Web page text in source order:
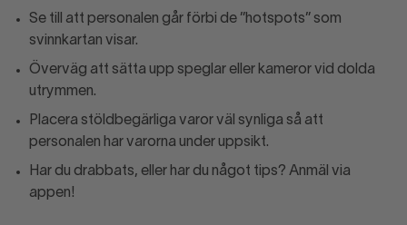
Se till att personalen går förbi de ”hotspots” som
svinnkartan visar.
Överväg att sätta upp speglar eller kameror vid dolda
utrymmen.
Placera stöldbegärliga varor väl synliga så att
personalen har varorna under uppsikt.
Har du drabbats, eller har du något tips? Anmäl via
appen!